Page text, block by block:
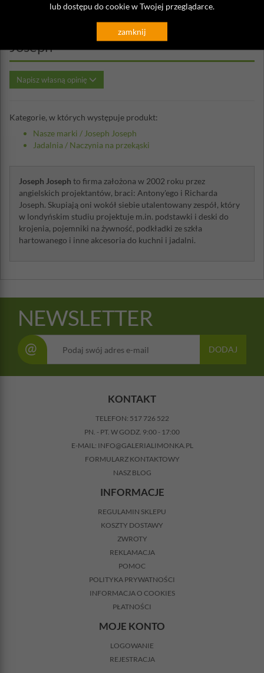
lub dostępu do cookie w Twojej przeglądarce.
zamknij
Opinie o Naczynie na przekąski
podwójna miseczka Double Dish Joseph
Joseph
Napisz własną opinię
Kategorie, w których występuje produkt:
Nasze marki / Joseph Joseph
Jadalnia / Naczynia na przekąski
Joseph Joseph to firma założona w 2002 roku przez
angielskich projektantów, braci: Antony'ego i Richarda
Joseph. Skupiają oni wokół siebie utalentowany zespół, który
w londyńskim studiu projektuje m.in. podstawki i deski do
krojenia, pojemniki na żywność, podkładki ze szkła
hartowanego i inne akcesoria do kuchni i jadalni.
NEWSLETTER
@ DODAJ
KONTAKT
TELEFON: 517 726 522
PN. - PT. W GODZ. 9:00 - 17:00
E-MAIL: INFO@GALERIALIMONKA.PL
FORMULARZ KONTAKTOWY
NASZ BLOG
INFORMACJE
REGULAMIN SKLEPU
KOSZTY DOSTAWY
ZWROTY
REKLAMACJA
POMOC
POLITYKA PRYWATNOŚCI
INFORMACJA O COOKIES
PŁATNOŚCI
MOJE KONTO
LOGOWANIE
REJESTRACJA